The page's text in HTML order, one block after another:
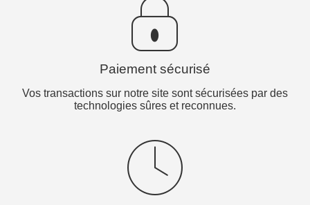
Paiement sécurisé
Vos transactions sur notre site sont sécurisées par des
technologies sûres et reconnues.